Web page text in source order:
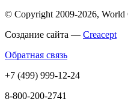
© Copyright 2009-2026, World
Создание сайта — Creacept
Обратная связь
+7 (499) 999-12-24
8-800-200-2741